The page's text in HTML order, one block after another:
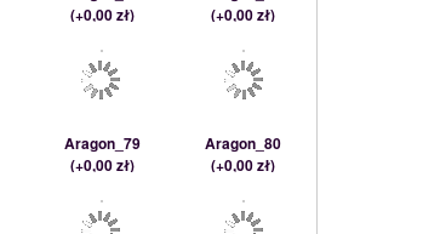
(+0,00 zł)
(+0,00 zł)
Aragon_79
(+0,00 zł)
Aragon_80
(+0,00 zł)